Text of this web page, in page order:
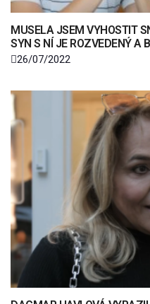
MUSELA JSEM VYHOSTIT
SYN S NÍ JE ROZVEDENÝ A
26/07/2022